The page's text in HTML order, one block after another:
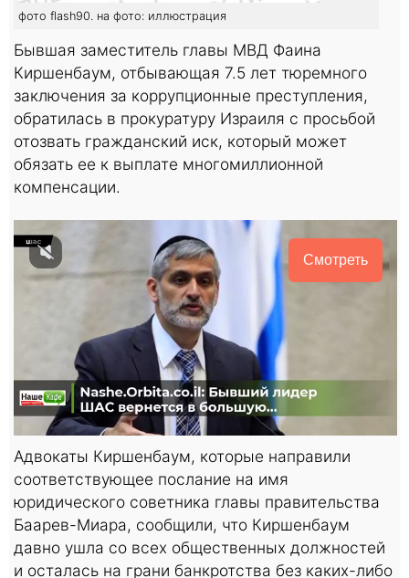
фото flash90. на фото: иллюстрация
Бывшая заместитель главы МВД Фаина
Киршенбаум, отбывающая 7.5 лет тюремного
заключения за коррупционные преступления,
обратилась в прокуратуру Израиля с просьбой
отозвать гражданский иск, который может
обязать ее к выплате многомиллионной
компенсации.
Смотреть
Адвокаты Киршенбаум, которые направили
соответствующее послание на имя
юридического советника главы правительства
Баарев-Миара, сообщили, что Киршенбаум
давно ушла со всех общественных должностей
и осталась на грани банкротства без каких-либо